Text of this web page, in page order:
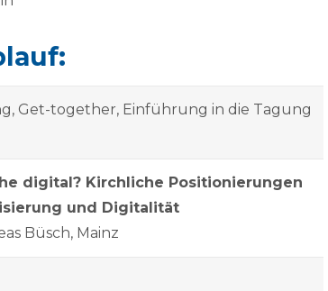
Get-together, Einführung in die Tagung
digital? Kirchliche Positionierungen
und Digitalität
Büsch, Mainz